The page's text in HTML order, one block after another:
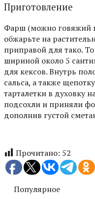
Приготовление
Фарш (можно говяжий
обжарьте на
приправой для тако.
шириной около 5
для кексов. Внутрь
сальса, а также
тарталетки в духовку
подсохли и приняли
дополнив густой
Прочитано: 52
Популярное